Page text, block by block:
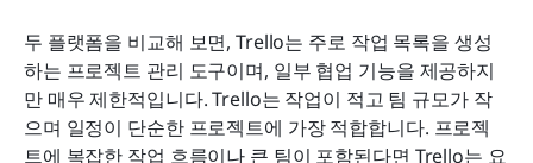
두 플랫폼을 비교해 보면, Trello는 주로 작업 목록을 생성
하는 프로젝트 관리 도구이며, 일부 협업 기능을 제공하지
만 매우 제한적입니다. Trello는 작업이 적고 팀 규모가 작
으며 일정이 단순한 프로젝트에 가장 적합합니다. 프로젝
트에 복잡한 작업 흐름이나 큰 팀이 포함된다면 Trello는 요